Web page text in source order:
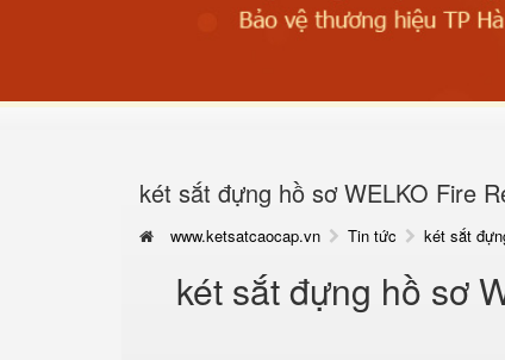
két sắt đựng hồ sơ WELKO Fire
www.ketsatcaocap.vn Tin tức két sắt
két sắt đựng hồ sơ